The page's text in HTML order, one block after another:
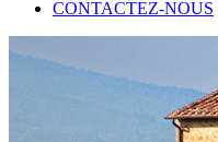
CONTACTEZ-NOUS